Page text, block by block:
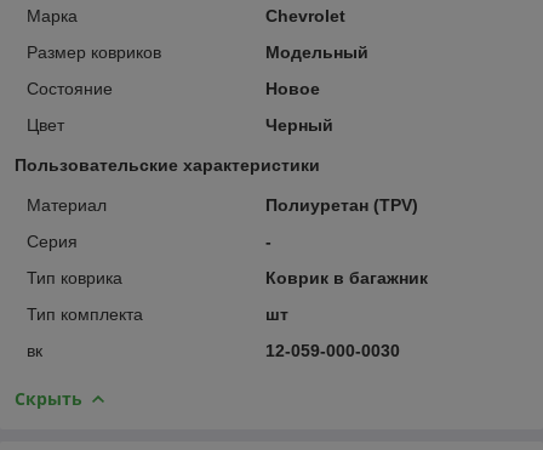
Марка
Chevrolet
Размер ковриков
Модельный
Состояние
Новое
Цвет
Черный
Пользовательские характеристики
Материал
Полиуретан (TPV)
Серия
-
Тип коврика
Коврик в багажник
Тип комплекта
шт
вк
12-059-000-0030
Скрыть